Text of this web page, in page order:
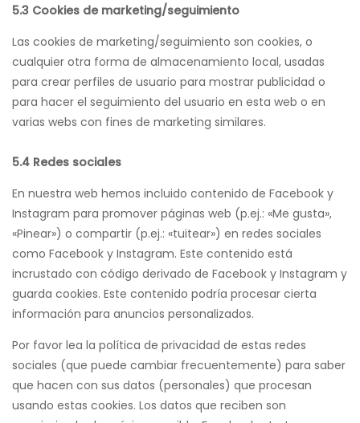
5.3 Cookies de marketing/seguimiento
Las cookies de marketing/seguimiento son cookies, o
cualquier otra forma de almacenamiento local, usadas
para crear perfiles de usuario para mostrar publicidad o
para hacer el seguimiento del usuario en esta web o en
varias webs con fines de marketing similares.
5.4 Redes sociales
En nuestra web hemos incluido contenido de Facebook y
Instagram para promover páginas web (p.ej.: «Me gusta»,
«Pinear») o compartir (p.ej.: «tuitear») en redes sociales
como Facebook y Instagram. Este contenido está
incrustado con código derivado de Facebook y Instagram y
guarda cookies. Este contenido podría procesar cierta
información para anuncios personalizados.
Por favor lea la política de privacidad de estas redes
sociales (que puede cambiar frecuentemente) para saber
que hacen con sus datos (personales) que procesan
usando estas cookies. Los datos que reciben son